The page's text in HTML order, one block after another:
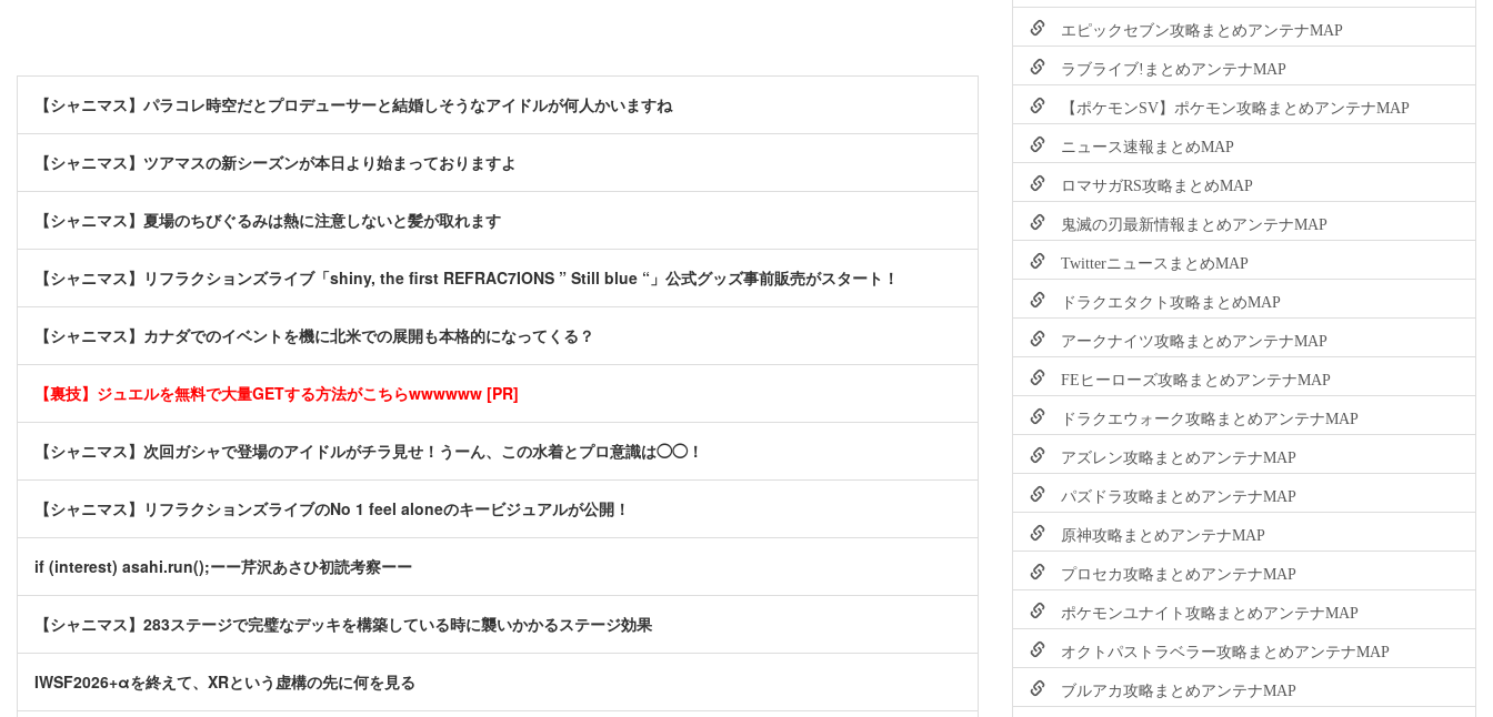
【シャニマス】パラコレ時空だとプロデューサーと結婚しそうなアイドルが何人かいますね
【シャニマス】ツアマスの新シーズンが本日より始まっておりますよ
【シャニマス】夏場のちびぐるみは熱に注意しないと髪が取れます
【シャニマス】リフラクションズライブ「shiny, the first REFRAC7IONS ” Still blue “」公式グッズ事前販売がスタート！
【シャニマス】カナダでのイベントを機に北米での展開も本格的になってくる？
【裏技】ジュエルを無料で大量GETする方法がこちらwwwwww [PR]
【シャニマス】次回ガシャで登場のアイドルがチラ見せ！うーん、この水着とプロ意識は◯◯！
【シャニマス】リフラクションズライブのNo 1 feel aloneのキービジュアルが公開！
if (interest) asahi.run();ーー芹沢あさひ初読考察ーー
【シャニマス】283ステージで完璧なデッキを構築している時に襲いかかるステージ効果
IWSF2026+αを終えて、XRという虚構の先に何を見る
エピックセブン攻略まとめアンテナMAP
ラブライブ!まとめアンテナMAP
【ポケモンSV】ポケモン攻略まとめアンテナMAP
ニュース速報まとめMAP
ロマサガRS攻略まとめMAP
鬼滅の刃最新情報まとめアンテナMAP
TwitterニュースまとめMAP
ドラクエタクト攻略まとめMAP
アークナイツ攻略まとめアンテナMAP
FEヒーローズ攻略まとめアンテナMAP
ドラクエウォーク攻略まとめアンテナMAP
アズレン攻略まとめアンテナMAP
パズドラ攻略まとめアンテナMAP
原神攻略まとめアンテナMAP
プロセカ攻略まとめアンテナMAP
ポケモンユナイト攻略まとめアンテナMAP
オクトパストラベラー攻略まとめアンテナMAP
ブルアカ攻略まとめアンテナMAP